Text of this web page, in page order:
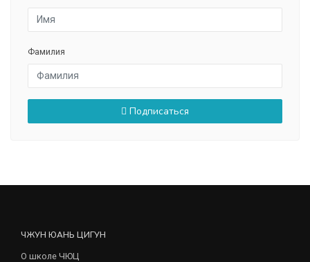
Фамилия
Подписаться
ЧЖУН ЮАНЬ ЦИГУН
О школе ЧЮЦ